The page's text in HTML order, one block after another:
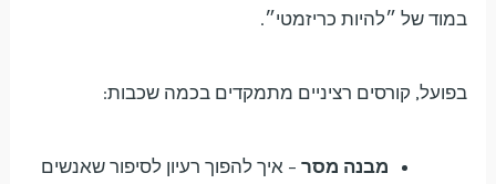
במוד של ״להיות כריזמטי״.
בפועל, קורסים רציניים מתמקדים בכמה שכבות:
מבנה מסר – איך להפוך רעיון לסיפור שאנשים